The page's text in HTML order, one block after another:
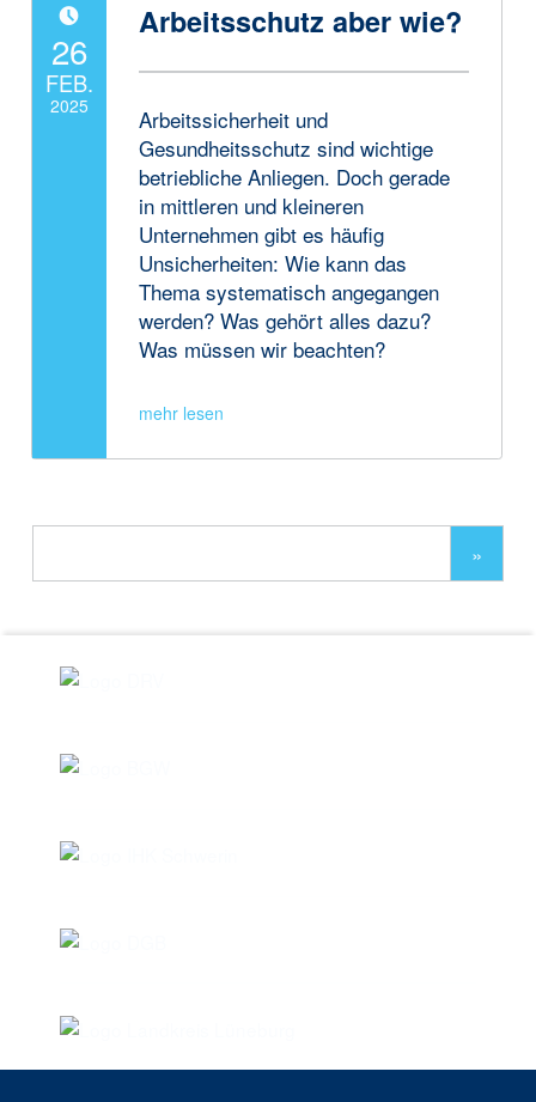
Arbeitsschutz aber wie?
Arbeitssicherheit und
Gesundheitsschutz sind wichtige
betriebliche Anliegen. Doch gerade
in mittleren und kleineren
Unternehmen gibt es häufig
Unsicherheiten: Wie kann das
Thema systematisch angegangen
werden? Was gehört alles dazu?
Was müssen wir beachten?
POSTED ON:26
FEB.
2025
»